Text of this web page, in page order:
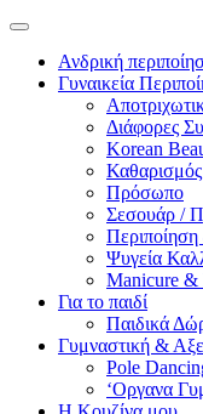
Ανδρική
Γυναικεία
Διάφορες
Korean
Πρόσωπο
Σεσουάρ /
Ψυγεία
Manicure &
Για το παιδί
Παιδικά
Γυμναστική &
Pole
‘Οργανα